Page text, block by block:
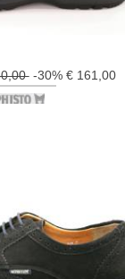
-30% € 161,00